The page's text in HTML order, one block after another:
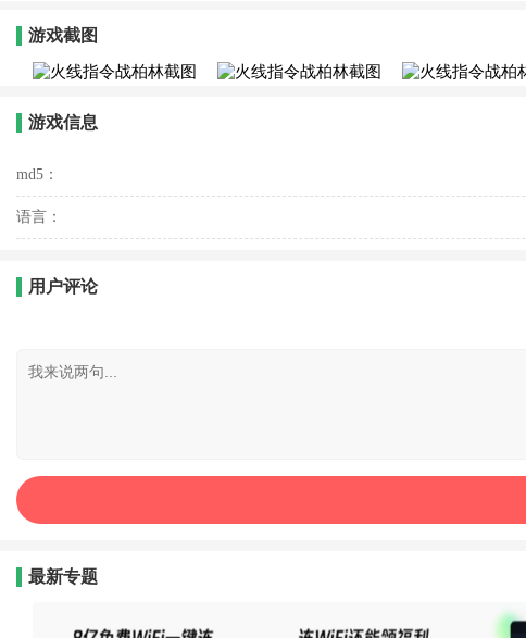
游戏截图
游戏信息
md5：
语言：
用户评论
最新专题